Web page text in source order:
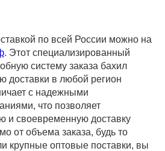
по всей России можно на
. Этот специализированный
систему заказа бахил
доставки в любой регион
с надежными
что позволяет
и своевременную доставку
от объема заказа, будь то
крупные оптовые поставки, вы